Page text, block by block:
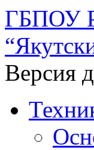
ГБПОУ
Версия